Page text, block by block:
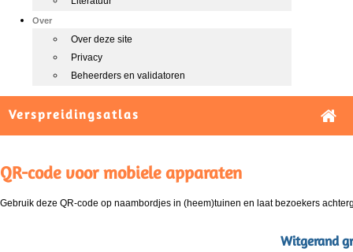
Over
Over deze site
Privacy
Beheerders en validatoren
Verspreidingsatlas
QR-code voor mobiele apparaten
Gebruik deze QR-code op naambordjes in (heem)tuinen en laat bezoekers
Witgerand